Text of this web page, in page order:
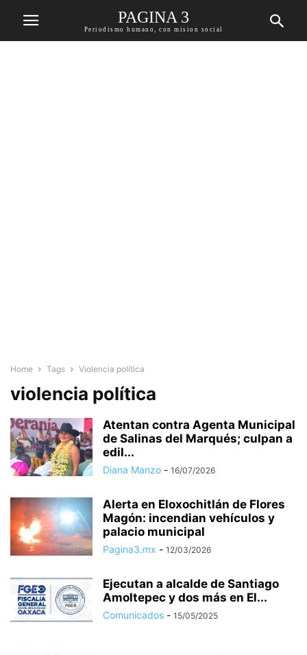
PAGINA 3
Periodismo humano, con mision social
Home Tags Violencia política
violencia política
Atentan contra Agenta Municipal
de Salinas del Marqués; culpan a
edil...
Diana Manzo - 16/07/2026
Alerta en Eloxochitlán de Flores
Magón: incendian vehículos y
palacio municipal
Pagina3.mx - 12/03/2026
Ejecutan a alcalde de Santiago
Amoltepec y dos más en El...
Comunicados - 15/05/2025